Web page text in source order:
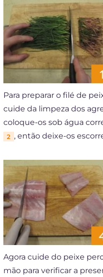
Para preparar o filé de
cuide da limpeza dos
coloque-os sob água
2 , então deixe-os
Agora cuide do peixe
mão para verificar a